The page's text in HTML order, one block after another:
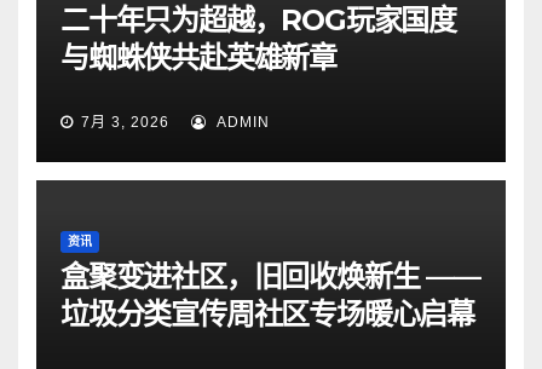
二十年只为超越，ROG玩家国度
与蜘蛛侠共赴英雄新章
7月 3, 2026 ADMIN
资讯
盒聚变进社区，旧回收焕新生 ——
垃圾分类宣传周社区专场暖心启幕